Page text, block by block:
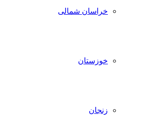
خراسان شمالی
خوزستان
زنجان